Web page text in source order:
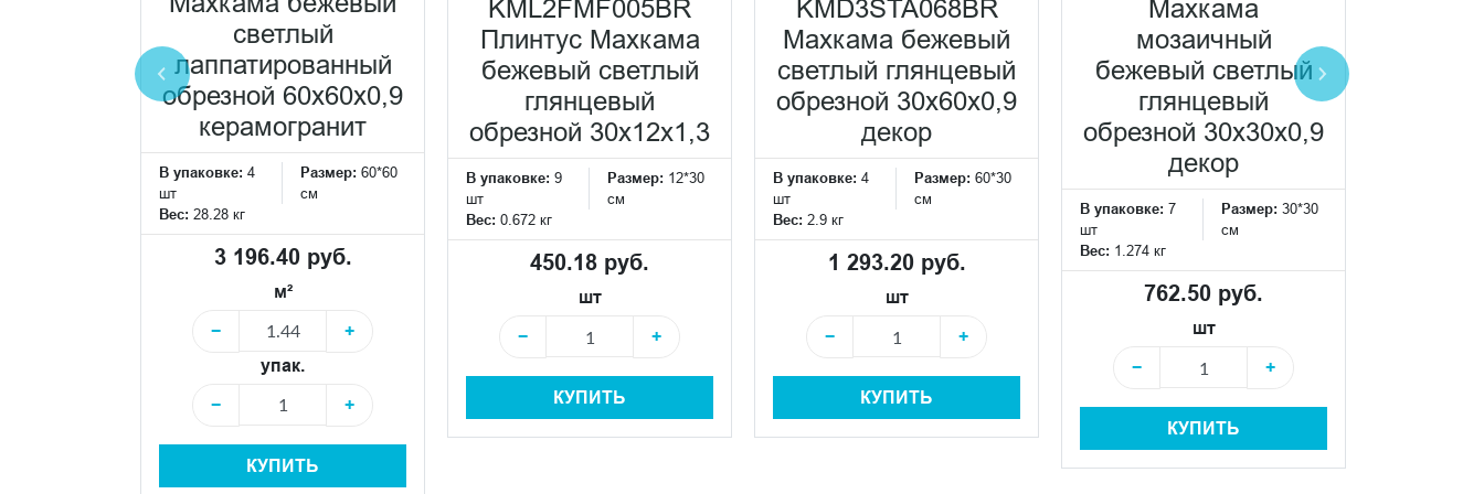
светлый
лаппатированный
обрезной 60x60x0,9
керамогранит
В упаковке: 4
шт
Размер: 60*60
см
Вес: 28.28 кг
3 196.40 руб.
м²
−
+
упак.
−
+
КУПИТЬ
KML2FMF005BR
Плинтус Махкама
бежевый светлый
глянцевый
обрезной 30x12x1,3
В упаковке: 9
шт
Размер: 12*30
см
Вес: 0.672 кг
450.18 руб.
шт
−
+
КУПИТЬ
KMD3STA068BR
Махкама бежевый
светлый глянцевый
обрезной 30x60x0,9
декор
В упаковке: 4
шт
Размер: 60*30
см
Вес: 2.9 кг
1 293.20 руб.
шт
−
+
КУПИТЬ
Махкама
мозаичный
бежевый светлый
глянцевый
обрезной 30x30x0,9
декор
В упаковке: 7
шт
Размер: 30*30
см
Вес: 1.274 кг
762.50 руб.
шт
−
+
КУПИТЬ